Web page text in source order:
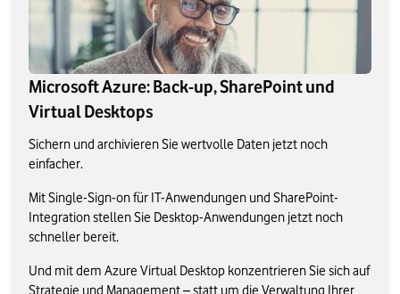
Microsoft Azure: Back-up, SharePoint und
Virtual Desktops
Sichern und archivieren Sie wertvolle Daten jetzt noch
einfacher.
Mit Single-Sign-on für IT-Anwendungen und SharePoint-
Integration stellen Sie Desktop-Anwendungen jetzt noch
schneller bereit.
Und mit dem Azure Virtual Desktop konzentrieren Sie sich auf
Strategie und Management – statt um die Verwaltung Ihrer